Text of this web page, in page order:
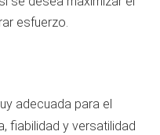
esfuerzo.
adecuada para el
fiabilidad y versatilidad